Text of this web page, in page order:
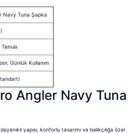
Navy Tuna Şapka
Günlük Kullanım
Angler Navy Tuna
, dayanıklı yapısı, konforlu tasarımı ve balıkçılığa özel